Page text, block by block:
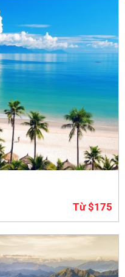
Từ $175